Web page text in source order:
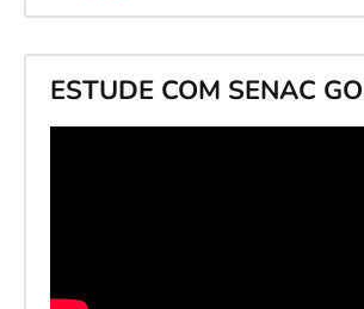
ESTUDE COM SENAC